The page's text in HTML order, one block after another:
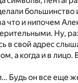
большинство
что и нипочем
Ну,
в свой адрес
а когда и в лицо.
Будь он все еще